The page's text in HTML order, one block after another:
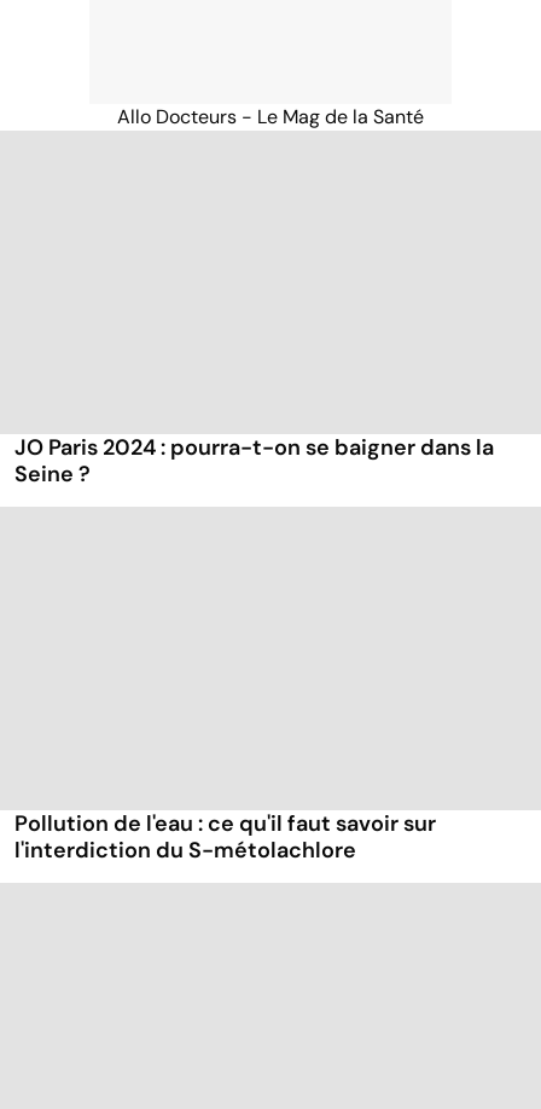
Allo Docteurs - Le Mag de la Santé
JO Paris 2024 : pourra-t-on se baigner dans la
Seine ?
Pollution de l'eau : ce qu'il faut savoir sur
l'interdiction du S-métolachlore